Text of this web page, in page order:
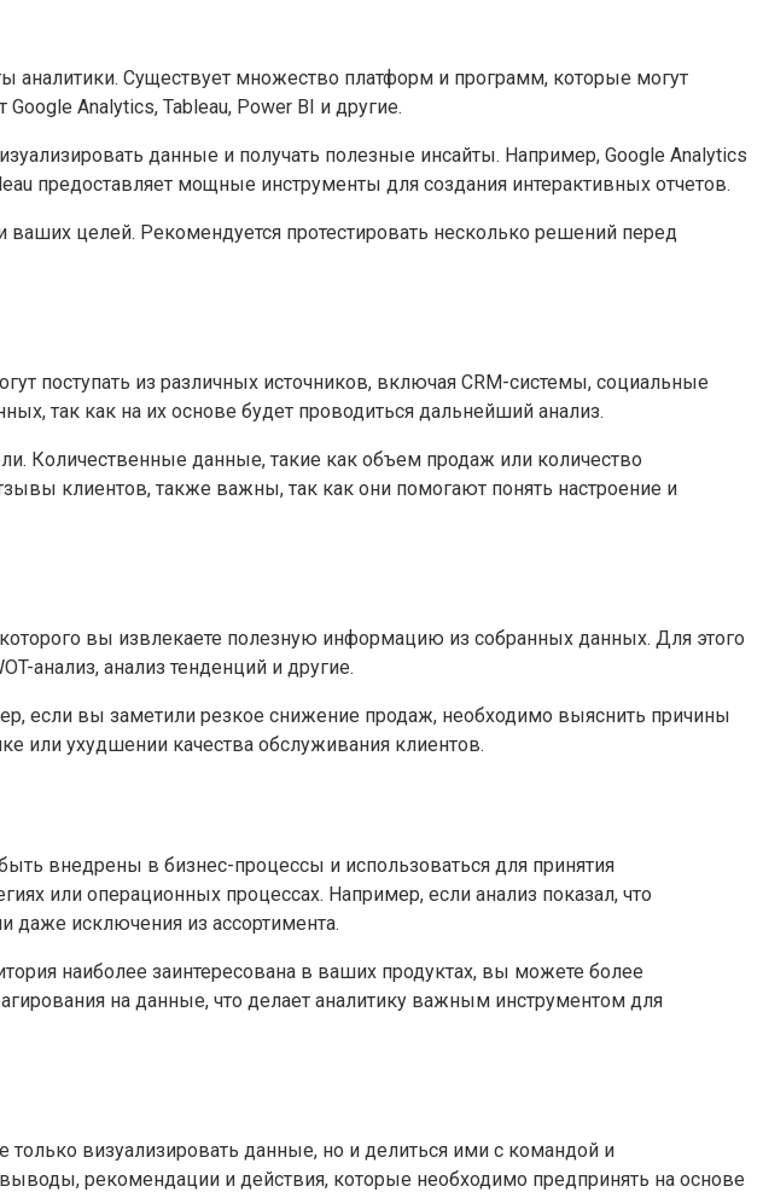
Существует множество платформ и программ, которые могут
Analytics, Tableau, Power BI и другие.
данные и получать полезные инсайты. Например, Google Analytics
предоставляет мощные инструменты для создания интерактивных отчетов.
целей. Рекомендуется протестировать несколько решений перед
поступать из различных источников, включая CRM-системы, социальные
так как на их основе будет проводиться дальнейший анализ.
Количественные данные, такие как объем продаж или количество
клиентов, также важны, так как они помогают понять настроение и
вы извлекаете полезную информацию из собранных данных. Для этого
анализ, анализ тенденций и другие.
если вы заметили резкое снижение продаж, необходимо выяснить причины
или ухудшении качества обслуживания клиентов.
внедрены в бизнес-процессы и использоваться для принятия
или операционных процессах. Например, если анализ показал, что
даже исключения из ассортимента.
наиболее заинтересована в ваших продуктах, вы можете более
на данные, что делает аналитику важным инструментом для
визуализировать данные, но и делиться ими с командой и
рекомендации и действия, которые необходимо предпринять на основе